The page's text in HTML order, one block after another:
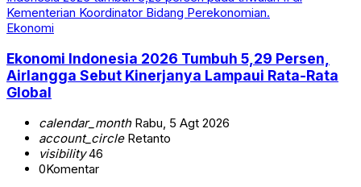
Ekonomi
Ekonomi Indonesia 2026 Tumbuh 5,29 Persen,
Airlangga Sebut Kinerjanya Lampaui Rata-Rata
Global
calendar_monthRabu, 5 Agt 2026
account_circleRetanto
visibility46
0Komentar